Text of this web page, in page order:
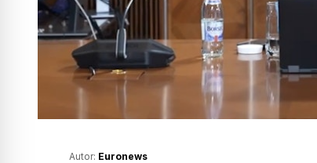
Autor: Euronews